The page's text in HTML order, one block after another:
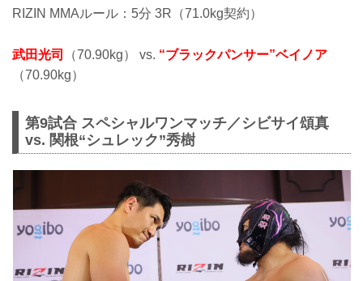
RIZIN MMAルール：5分 3R（71.0kg契約）
武田光司 （70.90kg） vs. “ブラックパンサー”ベイノア
（70.90kg）
第9試合 スペシャルワンマッチ／シビサイ頌真
vs. 関根“シュレック”秀樹